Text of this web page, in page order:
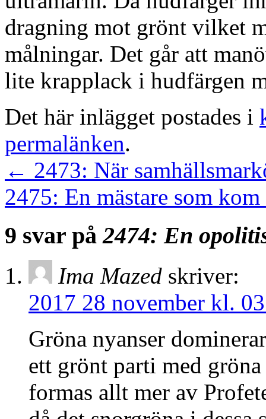
dragning mot grönt vilket
målningar. Det går att
lite krapplack i hudfärgen
Det här inlägget postades i
permalänken.
← 2473: När
2475: En mästare som
9 svar på2474: En
Ima Mazed skriver:
2017 28 november kl.
Gröna nyanser
ett grönt parti med
formas allt mer av